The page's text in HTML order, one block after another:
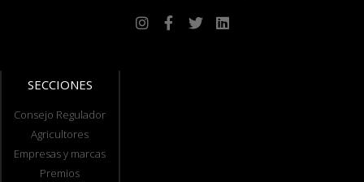
SECCIONES
Consejo Regulador
Agricultores
Empresas y marcas
Premios